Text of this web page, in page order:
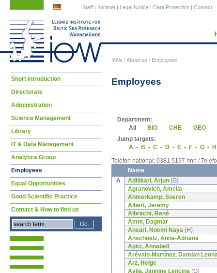
IOW/ About us / Employees
Staff | Intranet | Legal Notice | Data Protection | Contact
Employees
Department:
All
BIO CHE GEO
Jump targets:
A -B -C -D -E -F -G -
Telefon national: 0381 5197 nnn /
Name
A
Adhikari, Arjun(G)
Agranovich, Amelia
Ahmerkamp, Soeren
Albert, Jeremy
Albrecht, René
Amm, Dagmar
Ansari, Noemi Naya(H)
Anschuetz, Anna-Adriana
Apitz, Annabell
Arévalo-Martínez, Damian
Arz, Helge
Avila, Jannine Lencina(G)
Skip
Short introduction
Directorate
Administration
Science Management
Library
IT & Data Management
Analytics Group
Employees
Equal Opportunities
Good Scientific Practice
Contact & How to find us